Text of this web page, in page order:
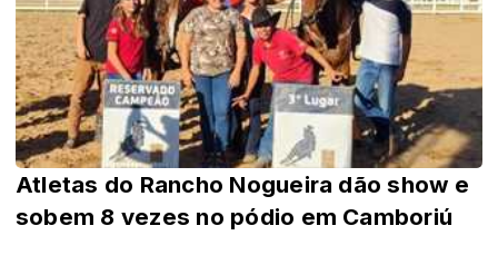
Atletas do Rancho Nogueira dão show e
sobem 8 vezes no pódio em Camboriú